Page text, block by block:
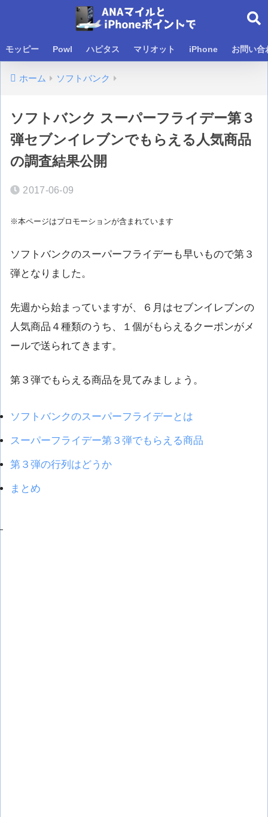
モッピー Powl ハピタス マリオット iPhone お問い合
ホーム ソフトバンク
ソフトバンク スーパーフライデー第３
弾セブンイレブンでもらえる人気商品
の調査結果公開
2017-06-09
※本ページはプロモーションが含まれています
ソフトバンクのスーパーフライデーも早いもので第３
弾となりました。
先週から始まっていますが、６月はセブンイレブンの
人気商品４種類のうち、１個がもらえるクーポンがメ
ールで送られてきます。
第３弾でもらえる商品を見てみましょう。
ソフトバンクのスーパーフライデーとは
スーパーフライデー第３弾でもらえる商品
第３弾の行列はどうか
まとめ